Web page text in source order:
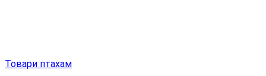
Товари птахам